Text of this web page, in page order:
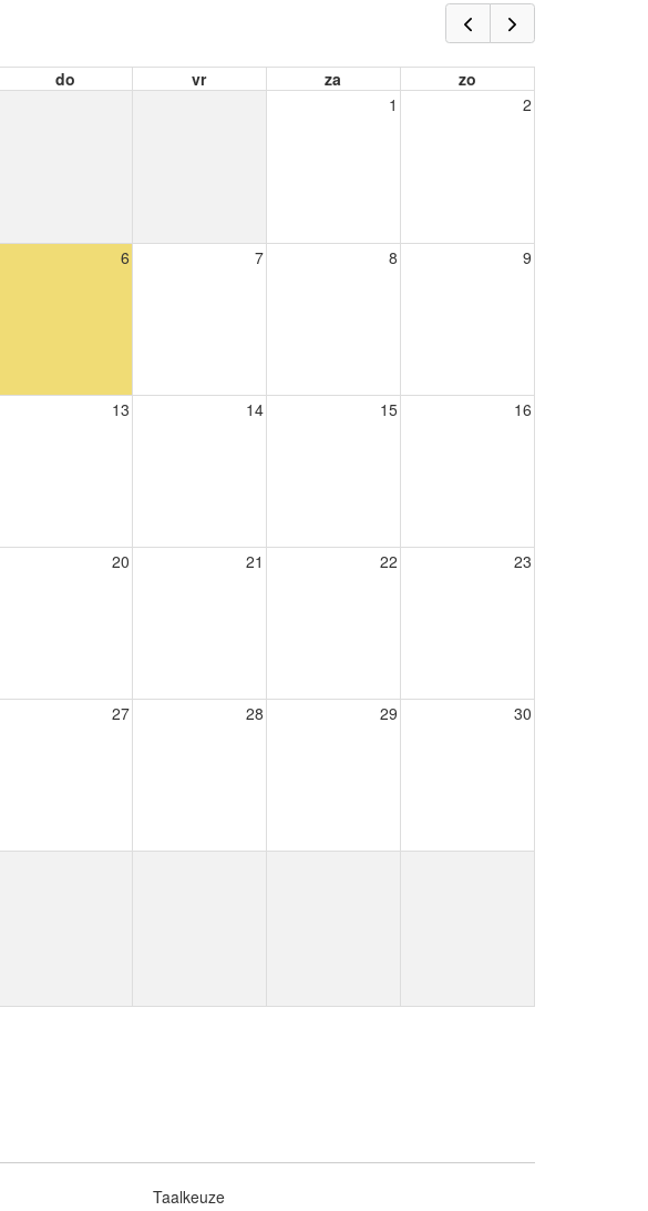
do vr za
zo
1
2
6 7 8 9
13 14 15 16
20 21 22 23
27 28 29 30
Taalkeuze